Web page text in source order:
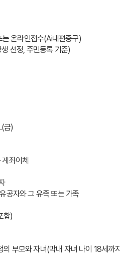
온라인접수(Ai내편중구)
수강생 선정, 주민등록 기준)
금)
계좌이체
유공자와 그 유족 또는 가족
함)
의 부모와 자녀(막내 자녀 나이 18세까